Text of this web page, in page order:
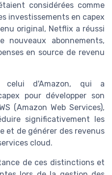
considérées comme
investissements en capex
original, Netflix a réussi
nouveaux abonnements,
en source de revenu
d'Amazon, qui a
pour développer son
(Amazon Web Services),
significativement les
et de générer des revenus
cloud.
de ces distinctions et